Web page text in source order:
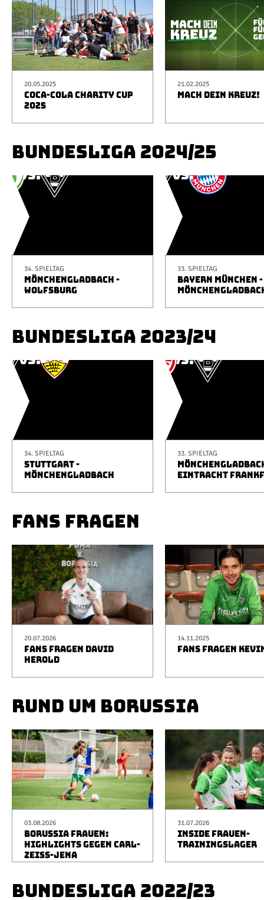
20.05.2025
COCA-COLA CHARITY CUP
2025
21.02.2025
MACH DEIN KREUZ!
BUNDESLIGA 2024/25
34. SPIELTAG
MÖNCHENGLADBACH -
WOLFSBURG
33. SPIELTAG
BAYERN MÜNCHEN -
BUNDESLIGA 2023/24
34. SPIELTAG
STUTTGART -
MÖNCHENGLADBACH
33. SPIELTAG
EINTRACHT
FANS FRAGEN
20.07.2026
FANS FRAGEN DAVID
HEROLD
14.11.2025
FANS FRAGEN
RUND UM BORUSSIA
03.08.2026
BORUSSIA FRAUEN:
HIGHLIGHTS GEGEN CARL-
ZEISS-JENA
31.07.2026
INSIDE FRAUEN-
TRAININGSLAGER
BUNDESLIGA 2022/23